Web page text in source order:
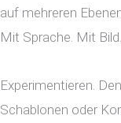
auf mehreren
Mit Sprache. Mit
Experimentieren.
Schablonen oder